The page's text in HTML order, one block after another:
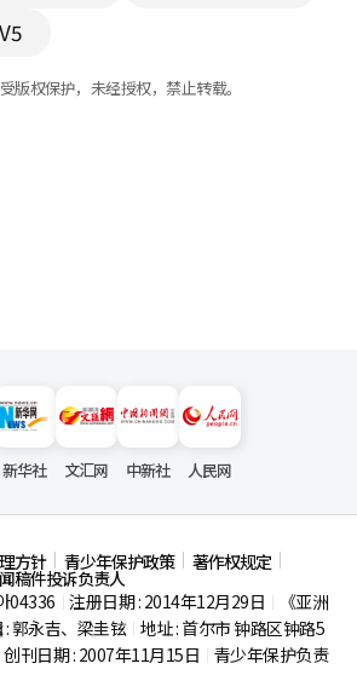
版权保护，未经授权，禁止转载。
新华社 文汇网 中新社 人民网
方针 青少年保护政策 著作权规定
稿件投诉负责人
04336 注册日期 : 2014年12月29日
《亚洲
郭永吉、梁圭铉 地址 : 首尔市钟路区钟路5
创刊日期 : 2007年11月15日
青少年保护负责